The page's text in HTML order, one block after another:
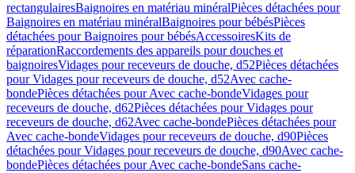
rectangulairesBaignoires en matériau minéralPièces détachées pour
Baignoires en matériau minéralBaignoires pour bébésPièces
détachées pour Baignoires pour bébésAccessoiresKits de
réparationRaccordements des appareils pour douches et
baignoiresVidages pour receveurs de douche, d52Pièces détachées
pour Vidages pour receveurs de douche, d52Avec cache-
bondePièces détachées pour Avec cache-bondeVidages pour
receveurs de douche, d62Pièces détachées pour Vidages pour
receveurs de douche, d62Avec cache-bondePièces détachées pour
Avec cache-bondeVidages pour receveurs de douche, d90Pièces
détachées pour Vidages pour receveurs de douche, d90Avec cache-
bondePièces détachées pour Avec cache-bondeSans cache-